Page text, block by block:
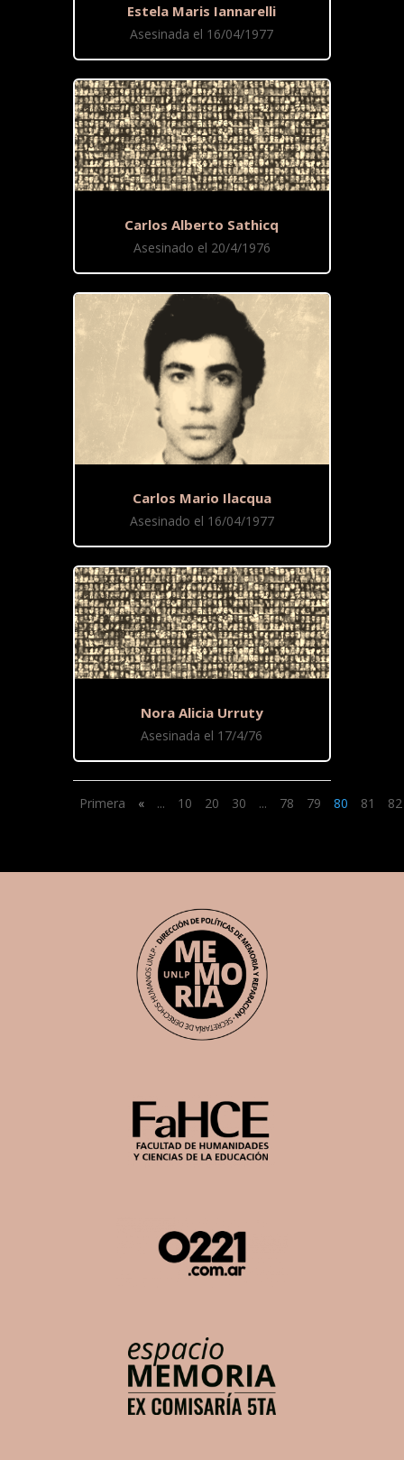
Estela Maris Iannarelli
Asesinada el 16/04/1977
Carlos Alberto Sathicq
Asesinado el 20/4/1976
Carlos Mario Ilacqua
Asesinado el 16/04/1977
Nora Alicia Urruty
Asesinada el 17/4/76
Primera « ... 10 20 30 ... 78 79 80 81 82